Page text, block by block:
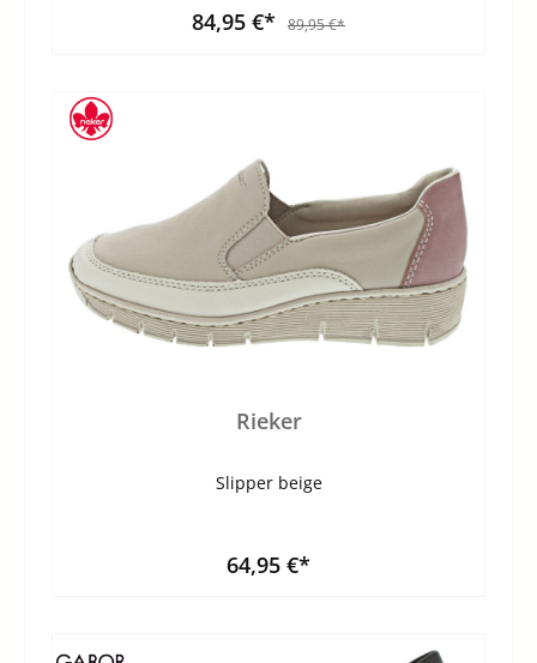
84,95 €* 89,95 €*
Rieker
Slipper beige
64,95 €*